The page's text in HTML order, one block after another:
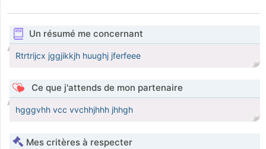
Un résumé me concernant
Rtrtrijcx jggjikkjh huughj jferfeee
Ce que j'attends de mon partenaire
hgggvhh vcc vvchhjhhh jhhgh
Mes critères à respecter